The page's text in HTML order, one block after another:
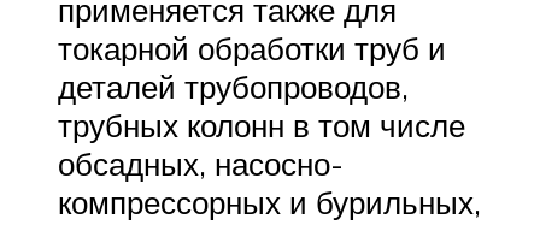
применяется также для
токарной обработки труб и
деталей трубопроводов,
трубных колонн в том числе
обсадных, насосно-
компрессорных и бурильных,